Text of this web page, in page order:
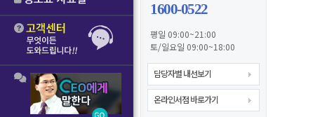
1600-0522
평일 09:00~21:00
토/일요일 09:00~18:00
담당자별 내선보기
온라인서점 바로가기